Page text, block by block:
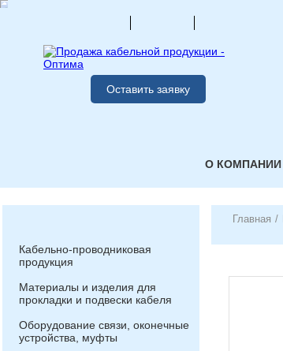
Оставить заявку
О КОМПАНИИ
Кабельно-проводниковая
продукция
Материалы и изделия для
прокладки и подвески кабеля
Оборудование связи, оконечные
устройства, муфты
Главная /